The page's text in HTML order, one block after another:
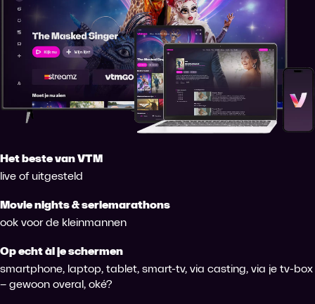
Het beste van VTM
live of uitgesteld
Movie nights & seriemarathons
ook voor de kleinmannen
Op echt àl je schermen
smartphone, laptop, tablet, smart-tv, via casting, via je tv-box
– gewoon overal, oké?